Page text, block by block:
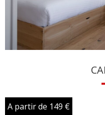
A partir de 149 €